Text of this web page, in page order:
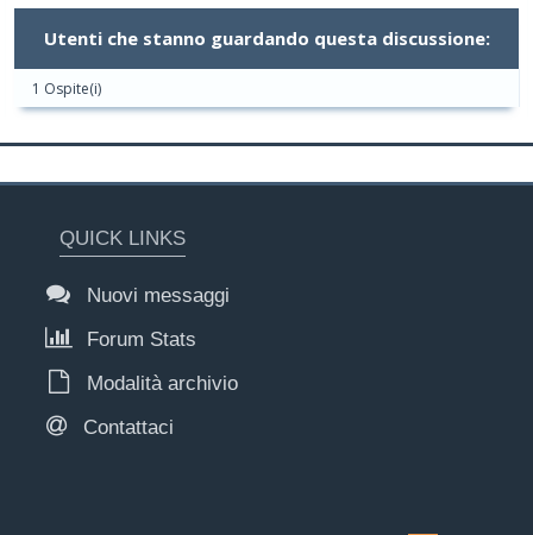
Utenti che stanno guardando questa discussione:
1 Ospite(i)
QUICK LINKS
Nuovi messaggi
Forum Stats
Modalità archivio
Contattaci